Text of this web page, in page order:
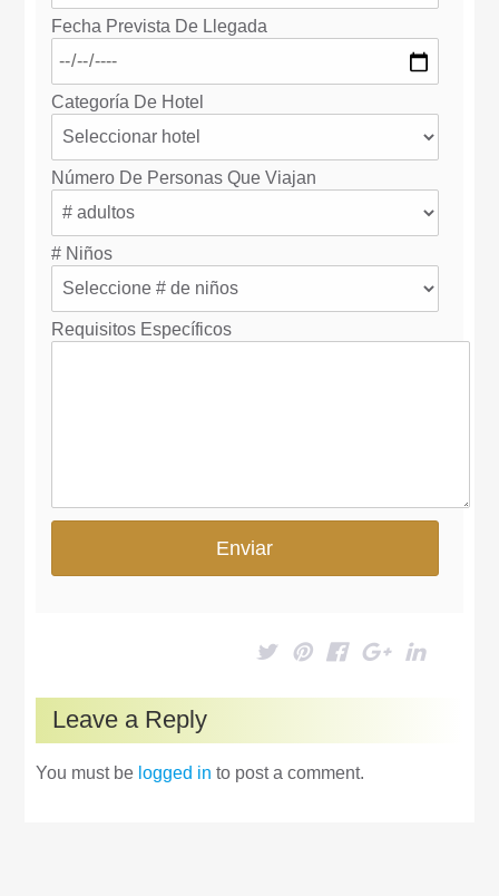
Fecha Prevista De Llegada
Categoría De Hotel
Número De Personas Que Viajan
# Niños
Requisitos Específicos
Leave a Reply
You must be logged in to post a comment.